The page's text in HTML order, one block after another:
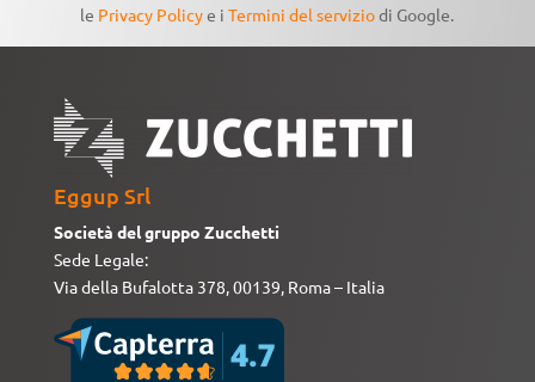
le Privacy Policye iTermini del serviziodi Google.
Eggup Srl
Società del gruppo Zucchetti
Sede Legale:
Via della Bufalotta 378, 00139, Roma – Italia